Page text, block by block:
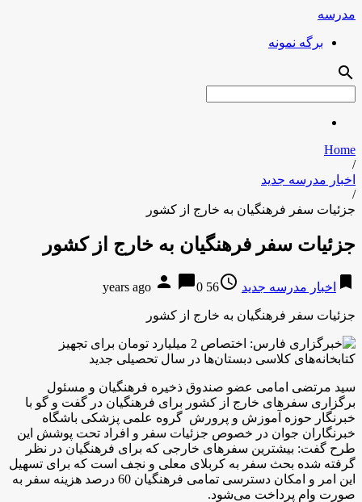
مدرسه
برگه نمونه
search
Home
/
اخبار مدرسه جدید
/
جزئیات سفر فرهنگیان به خارج از کشور
جزئیات سفر فرهنگیان به خارج از کشور
bookmark اخبار مدرسه جدید access_time
56 years ago
person chat_bubble0
جزئیات سفر فرهنگیان به خارج از کشور
سید مرتضی امامی عضو صندوق ذخیره فرهنگیان و مسئول
برگزاری سفرهای خارج از کشور برای فرهنگیان در گفت و گو با
خبرنگار حوزه آموزش و پرورش گروه علمی پزشکی باشگاه
خبرنگاران جوان در خصوص جزئیات سفر و افراد تحت پوشش این
طرح گفت: بیشترین سفرهای خارجی که برای فرهنگیان در نظر
گرفته شده بحث سفر به کربلای معلی و نجف است که برای تسهیل
این امر و امکان دسترسی تمامی فرهنگیان 60 درصد هزینه‌ سفر به
صورت وام پرداخت می‌شود.